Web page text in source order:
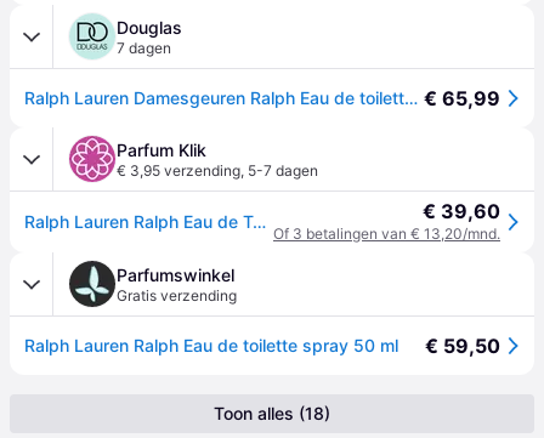
Douglas
7 dagen
Ralph Lauren Damesgeuren Ralph Eau de toilette Dames 50ml € 65,99
Parfum Klik
€ 3,95 verzending, 5-7 dagen
Ralph Lauren Ralph Eau de Toilette 50ml Spray € 39,60
Of 3 betalingen van € 13,20/mnd.
Parfumswinkel
Gratis verzending
Ralph Lauren Ralph Eau de toilette spray 50 ml € 59,50
Toon alles (18)